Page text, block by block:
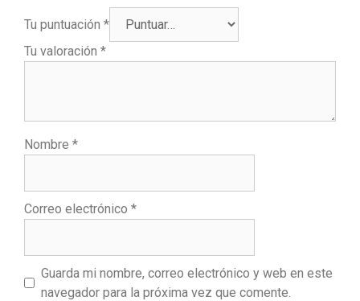
Tu puntuación *
Tu valoración *
Nombre *
Correo electrónico *
Guarda mi nombre, correo electrónico y web en este
navegador para la próxima vez que comente.